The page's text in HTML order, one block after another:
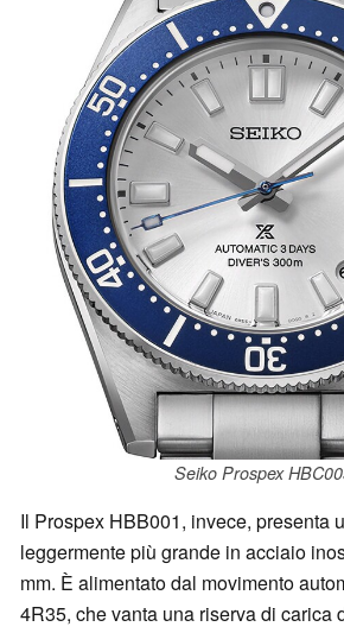
Seiko Prospex
Il Prospex HBB001, invece, presenta
leggermente più grande in acciaio
mm. È alimentato dal movimento
4R35, che vanta una riserva di carica